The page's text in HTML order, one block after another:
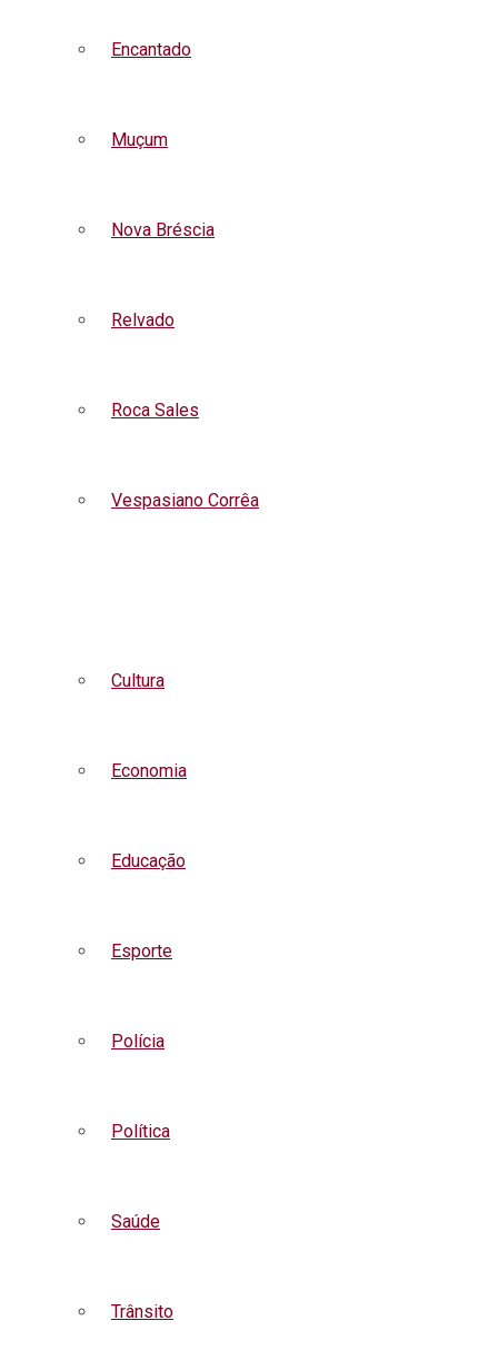
Encantado
Muçum
Nova Bréscia
Relvado
Roca Sales
Vespasiano Corrêa
Cultura
Economia
Educação
Esporte
Polícia
Política
Saúde
Trânsito